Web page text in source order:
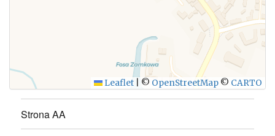
WYŚLIJ
Leaflet © OpenStreetMap © CARTO
Strona AA